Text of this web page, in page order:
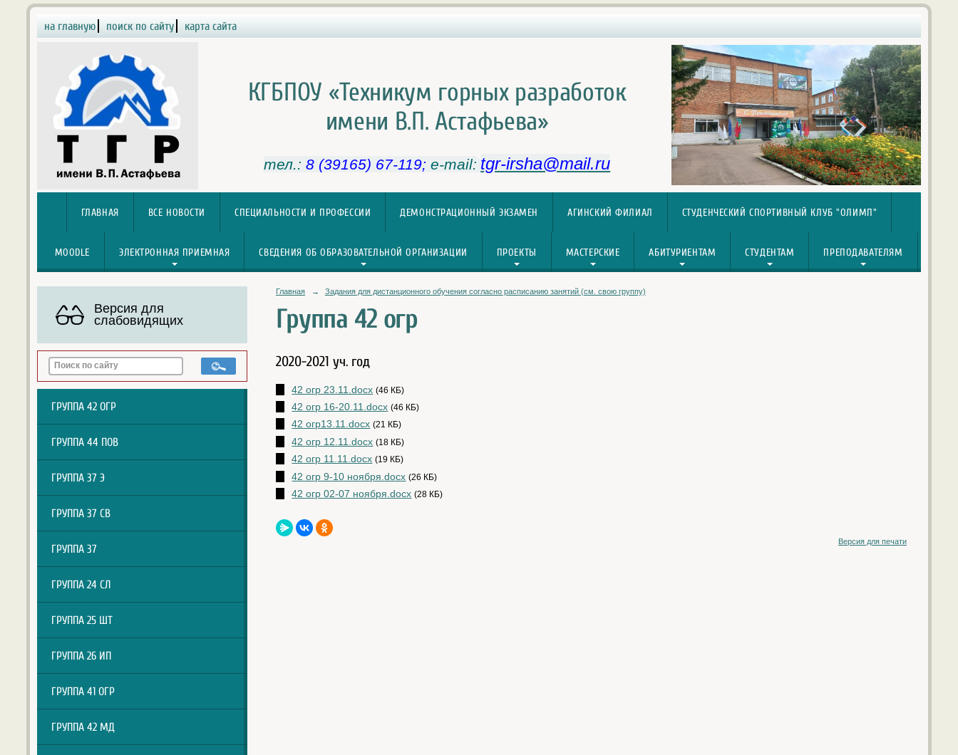
на главную поиск по сайту карта сайта
КГБПОУ «Техникум горных разработок
имени В.П. Астафьева»
тел.: 8 (39165) 67-119;e-mail: tgr-irsha@mail.ru
ГЛАВНАЯ ВСЕ НОВОСТИ СПЕЦИАЛЬНОСТИ И ПРОФЕССИИ ДЕМОНСТРАЦИОННЫЙ ЭКЗАМЕН АГИНСКИЙ ФИЛИАЛ СТУДЕНЧЕСКИЙ СПОРТИВНЫЙ КЛУБ "ОЛИМП"
MOODLE ЭЛЕКТРОННАЯ ПРИЕМНАЯ СВЕДЕНИЯ ОБ ОБРАЗОВАТЕЛЬНОЙ ОРГАНИЗАЦИИ ПРОЕКТЫ МАСТЕРСКИЕ АБИТУРИЕНТАМ СТУДЕНТАМ ПРЕПОДАВАТЕЛЯМ
Версия для
слабовидящих
ГРУППА 42 ОГР
ГРУППА 44 ПОВ
ГРУППА 37 Э
ГРУППА 37 СВ
ГРУППА 37
ГРУППА 24 СЛ
ГРУППА 25 ШТ
ГРУППА 26 ИП
ГРУППА 41 ОГР
ГРУППА 42 МД
Главная → Задания для дистанционного обучения согласно расписанию занятий (см. свою группу)
Группа 42 огр
2020-2021 уч. год
42 огр 23.11.docx (46 КБ)
42 огр 16-20.11.docx (46 КБ)
42 огр13.11.docx (21 КБ)
42 огр 12.11.docx (18 КБ)
42 огр 11.11.docx (19 КБ)
42 огр 9-10 ноября.docx (26 КБ)
42 огр 02-07 ноября.docx (28 КБ)
Версия для печати